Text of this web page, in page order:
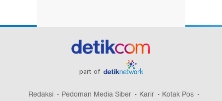
part of
Redaksi Pedoman Media Siber Karir
Kotak Pos